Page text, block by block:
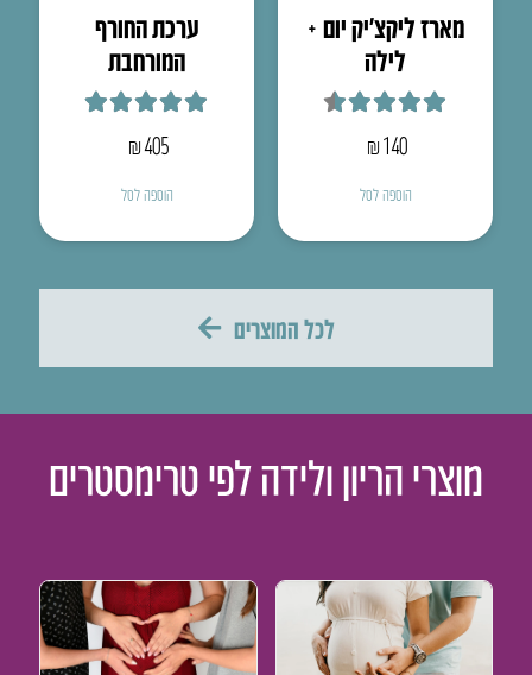
מארז ליקצ’יק יום +
לילה
₪140
הוספה לסל
ערכת החורף
המורחבת
₪405
הוספה לסל
לכל המוצרים
מוצרי הריון ולידה לפי טרימסטרים